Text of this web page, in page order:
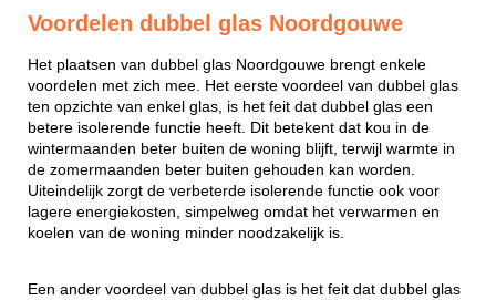
Voordelen dubbel glas Noordgouwe
Het plaatsen van dubbel glas Noordgouwe brengt enkele
voordelen met zich mee. Het eerste voordeel van dubbel glas
ten opzichte van enkel glas, is het feit dat dubbel glas een
betere isolerende functie heeft. Dit betekent dat kou in de
wintermaanden beter buiten de woning blijft, terwijl warmte in
de zomermaanden beter buiten gehouden kan worden.
Uiteindelijk zorgt de verbeterde isolerende functie ook voor
lagere energiekosten, simpelweg omdat het verwarmen en
koelen van de woning minder noodzakelijk is.
Een ander voordeel van dubbel glas is het feit dat dubbel glas